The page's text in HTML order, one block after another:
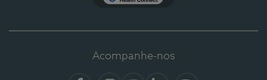
Acompanhe-nos